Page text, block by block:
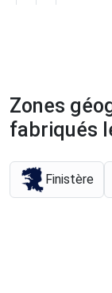
Zones
fabriqués
Finistère